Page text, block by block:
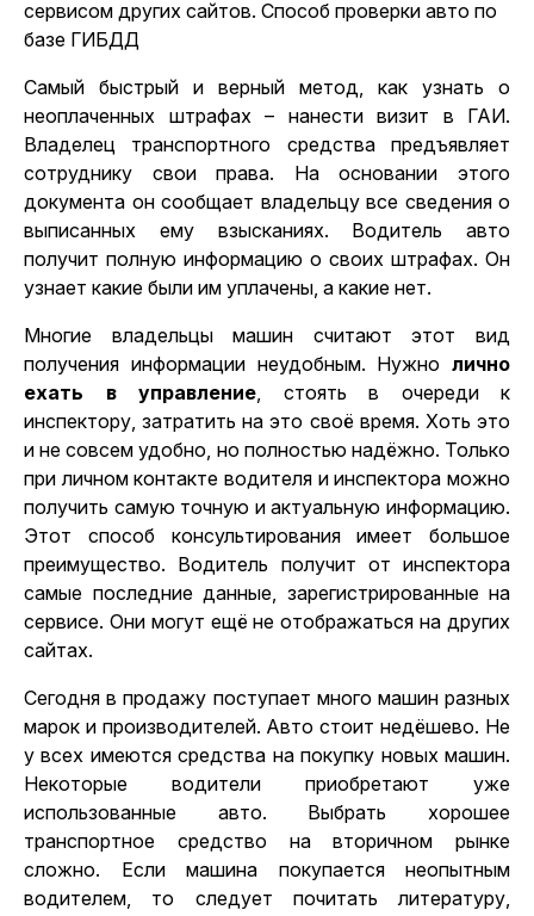
сервисом других сайтов. Способ проверки авто по
базе ГИБДД
Самый быстрый и верный метод, как узнать о
неоплаченных штрафах – нанести визит в ГАИ.
Владелец транспортного средства предъявляет
сотруднику свои права. На основании этого
документа он сообщает владельцу все сведения о
выписанных ему взысканиях. Водитель авто
получит полную информацию о своих штрафах. Он
узнает какие были им уплачены, а какие нет.
Многие владельцы машин считают этот вид
получения информации неудобным. Нужно лично
ехать в управление, стоять в очереди к
инспектору, затратить на это своё время. Хоть это
и не совсем удобно, но полностью надёжно. Только
при личном контакте водителя и инспектора можно
получить самую точную и актуальную информацию.
Этот способ консультирования имеет большое
преимущество. Водитель получит от инспектора
самые последние данные, зарегистрированные на
сервисе. Они могут ещё не отображаться на других
сайтах.
Сегодня в продажу поступает много машин разных
марок и производителей. Авто стоит недёшево. Не
у всех имеются средства на покупку новых машин.
Некоторые водители приобретают уже
использованные авто. Выбрать хорошее
транспортное средство на вторичном рынке
сложно. Если машина покупается неопытным
водителем, то следует почитать литературу,